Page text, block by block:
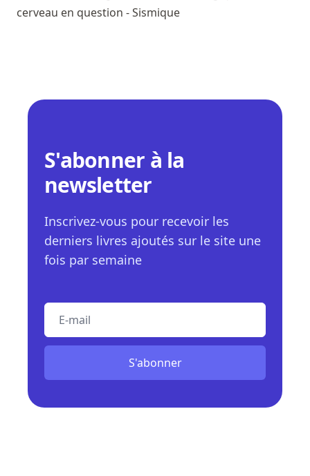
cerveau en question - Sismique
S'abonner à la
newsletter
Inscrivez-vous pour recevoir les
derniers livres ajoutés sur le site une
fois par semaine
E-mail
S'abonner